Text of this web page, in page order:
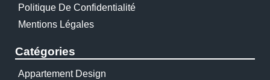
Politique De Confidentialité
Mentions Légales
Catégories
Appartement Design